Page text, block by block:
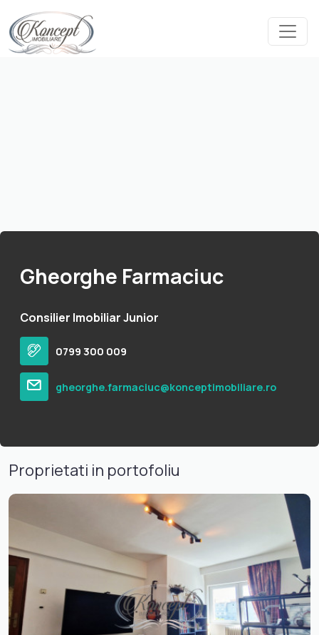
Gheorghe Farmaciuc
Consilier Imobiliar Junior
0799 300 009
gheorghe.farmaciuc@konceptimobiliare.ro
Proprietati in portofoliu